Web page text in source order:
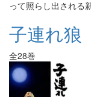
って照らし出される
子連れ狼
全28巻